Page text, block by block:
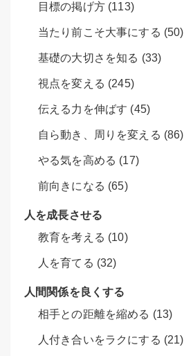
目標の掲げ方 (113)
当たり前こそ大事にする (50)
基礎の大切さを知る (33)
視点を変える (245)
伝える力を伸ばす (45)
自ら動き、周りを変える (86)
やる気を高める (17)
前向きになる (65)
人を成長させる
教育を考える (10)
人を育てる (32)
人間関係を良くする
相手との距離を縮める (13)
人付き合いをラクにする (21)